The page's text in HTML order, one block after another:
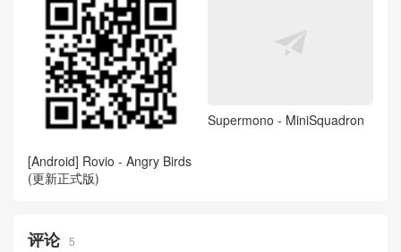
[Android] Rovio - Angry Birds
(更新正式版)
Supermono - MiniSquadron
评论 5